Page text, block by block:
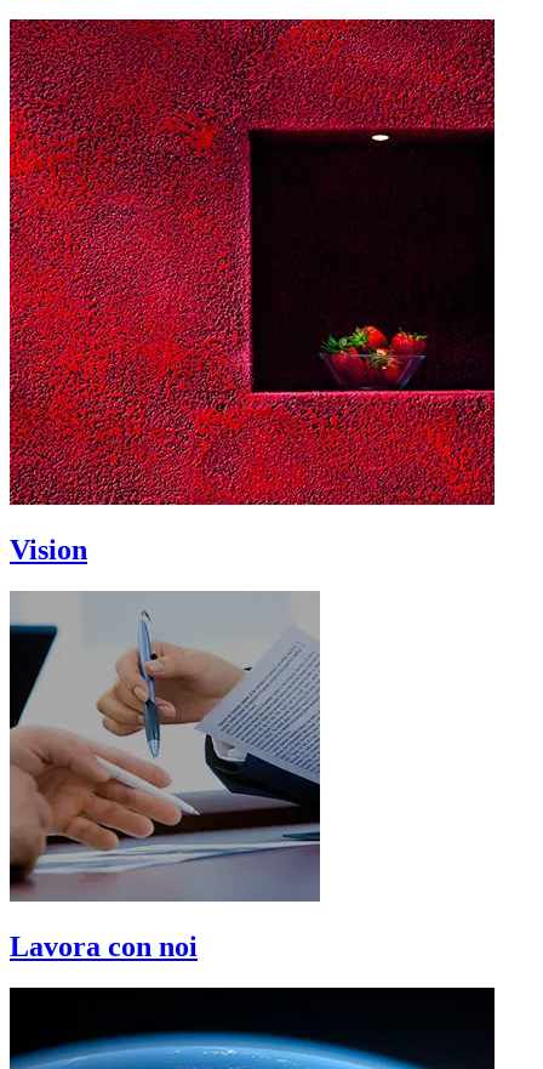
Vision
Lavora con noi